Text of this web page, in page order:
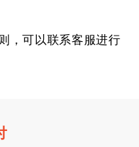
，可以联系客服进行